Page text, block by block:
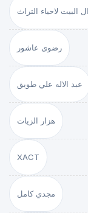
لاحياء التراث
رضوى عاشور
عبد الاله علي طويق
هزار الزيات
XACT
مجدي كامل